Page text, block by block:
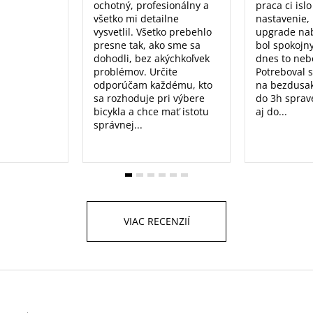
ochotný, profesionálny a
všetko mi detailne
vysvetlil. Všetko prebehlo
presne tak, ako sme sa
dohodli, bez akýchkoľvek
problémov. Určite
odporúčam každému, kto
sa rozhoduje pri výbere
bicykla a chce mať istotu
správnej...
praca ci
upgrade
bol
dnes to
Potreboval
na
do 3h
aj do...
VIAC RECENZIÍ